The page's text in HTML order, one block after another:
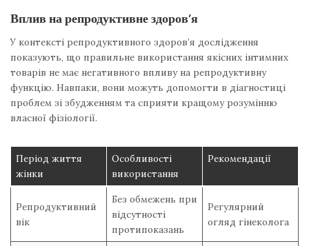
Вплив на репродуктивне здоров’я
У контексті репродуктивного здоров’я дослідження
показують, що правильне використання якісних інтимних
товарів не має негативного впливу на репродуктивну
функцію. Навпаки, вони можуть допомогти в діагностиці
проблем зі збудженням та сприяти кращому розумінню
власної фізіології.
Період життя
жінки
Особливості
використання
Рекомендації
Репродуктивний
вік
Без обмежень при
відсутності
протипоказань
Регулярний
огляд гінеколога